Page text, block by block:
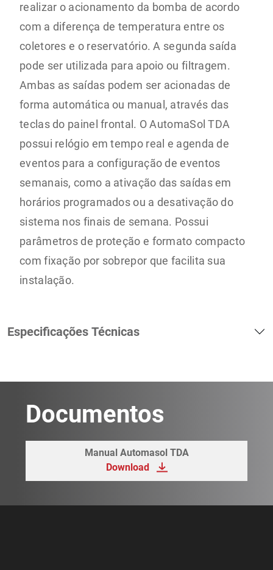
realizar o acionamento da bomba de acordo
com a diferença de temperatura entre os
coletores e o reservatório. A segunda saída
pode ser utilizada para apoio ou filtragem.
Ambas as saídas podem ser acionadas de
forma automática ou manual, através das
teclas do painel frontal. O AutomaSol TDA
possui relógio em tempo real e agenda de
eventos para a configuração de eventos
semanais, como a ativação das saídas em
horários programados ou a desativação do
sistema nos finais de semana. Possui
parâmetros de proteção e formato compacto
com fixação por sobrepor que facilita sua
instalação.
Especificações Técnicas
Documentos
Manual Automasol TDA
Download